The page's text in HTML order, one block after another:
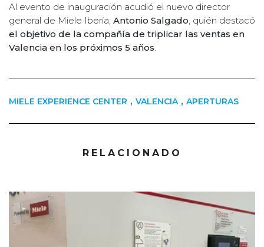
Al evento de inauguración acudió el nuevo director
general de Miele Iberia, Antonio Salgado , quién destacó
el objetivo de la compañía de triplicar las ventas en
Valencia en los próximos 5 años
MIELE EXPERIENCE CENTER , VALENCIA , APERTURAS
RELACIONADO